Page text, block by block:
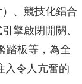
、競技化鋁合
擎啟閉開關、
踏板等，為全
入令人亢奮的